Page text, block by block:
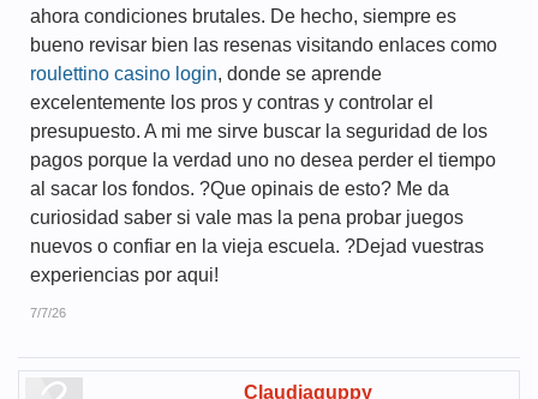
ahora condiciones brutales. De hecho, siempre es
bueno revisar bien las resenas visitando enlaces como
roulettino casino login, donde se aprende
excelentemente los pros y contras y controlar el
presupuesto. A mi me sirve buscar la seguridad de los
pagos porque la verdad uno no desea perder el tiempo
al sacar los fondos. ?Que opinais de esto? Me da
curiosidad saber si vale mas la pena probar juegos
nuevos o confiar en la vieja escuela. ?Dejad vuestras
experiencias por aqui!
7/7/26
Claudiaguppy